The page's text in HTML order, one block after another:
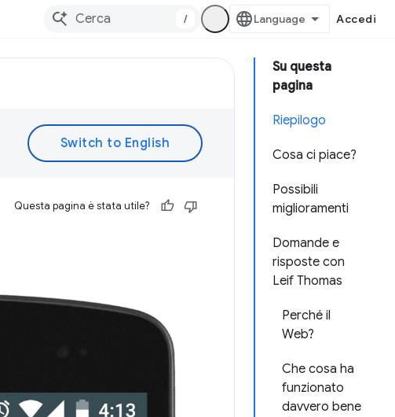
/ Accedi
Su questa
pagina
Riepilogo
Cosa ci piace?
Possibili
miglioramenti
Domande e
risposte con
Leif Thomas
Perché il
Web?
Che cosa ha
funzionato
davvero bene
Questa pagina è stata utile?